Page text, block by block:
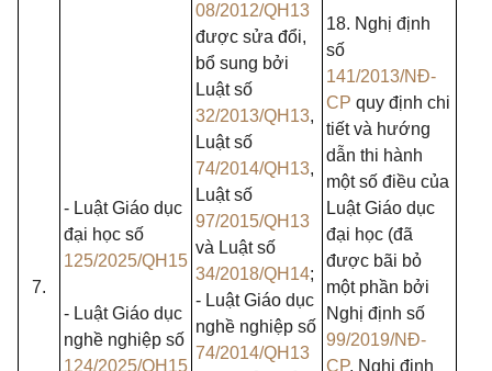
7.
- Luật Giáo dục
đại học số
125/2025/QH15
- Luật Giáo dục
nghề nghiệp số
124/2025/QH15
08/2012/QH13
được sửa đổi,
bổ sung bởi
Luật số
32/2013/QH13,
Luật số
74/2014/QH13,
Luật số
97/2015/QH13
và Luật số
34/2018/QH14;
- Luật Giáo dục
nghề nghiệp số
74/2014/QH13
18. Nghị định
số
141/2013/NĐ-
CP quy định chi
tiết và hướng
dẫn thi hành
một số điều của
Luật Giáo dục
đại học (đã
được bãi bỏ
một phần bởi
Nghị định số
99/2019/NĐ-
CP, Nghị định